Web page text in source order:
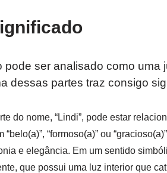
pode ser analisado como uma
dessas partes traz consigo
do nome, “Lindi”, pode estar
“belo(a)”, “formoso(a)” ou
e elegância. Em um sentido
que possui uma luz interior que